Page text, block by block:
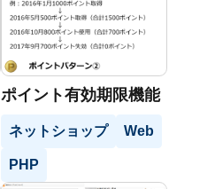
ポイント有効期限機能
ネットショップ Web
PHP